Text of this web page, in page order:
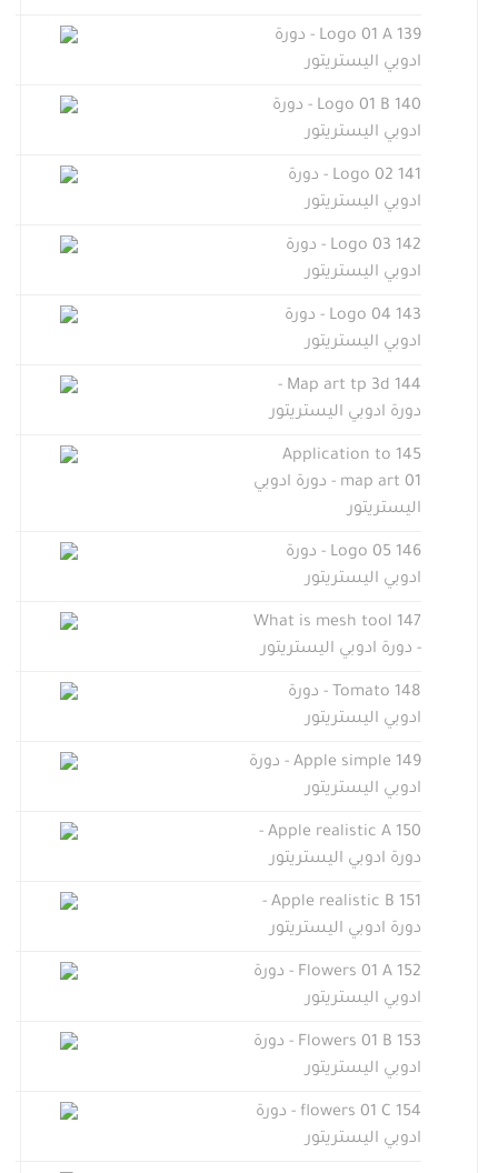
139 Logo 01 A - دورة
ادوبي اليستريتور
140 Logo 01 B - دورة
ادوبي اليستريتور
141 Logo 02 - دورة
ادوبي اليستريتور
142 Logo 03 - دورة
ادوبي اليستريتور
143 Logo 04 - دورة
ادوبي اليستريتور
144 Map art tp 3d -
دورة ادوبي اليستريتور
145 Application to
map art 01 - دورة ادوبي
اليستريتور
146 Logo 05 - دورة
ادوبي اليستريتور
147 What is mesh tool
- دورة ادوبي اليستريتور
148 Tomato - دورة
ادوبي اليستريتور
149 Apple simple - دورة
ادوبي اليستريتور
150 Apple realistic A -
دورة ادوبي اليستريتور
151 Apple realistic B -
دورة ادوبي اليستريتور
152 Flowers 01 A - دورة
ادوبي اليستريتور
153 Flowers 01 B - دورة
ادوبي اليستريتور
154 flowers 01 C - دورة
ادوبي اليستريتور